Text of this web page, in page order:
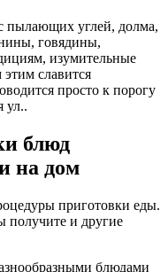
пылающих углей, долма,
говядины,
изумительные
славится
просто к порогу
ул..
блюд
на дом
приготовки еды.
получите и другие
блюдами